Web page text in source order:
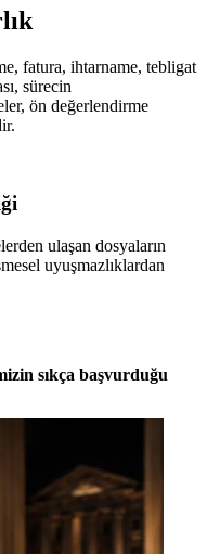
fatura, ihtarname, tebligat
sürecin
ön değerlendirme
ulaşan dosyaların
uyuşmazlıklardan
sıkça başvurduğu